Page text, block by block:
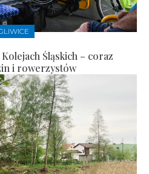
Śląskich – coraz
i rowerzystów